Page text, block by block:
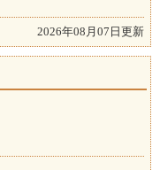
2026年08月07日更新